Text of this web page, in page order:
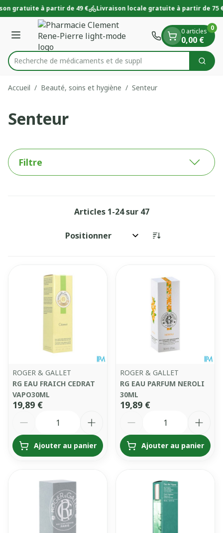
Aller au contenu
1 de 1
gratuite à partir de 49 € Livraison locale gratuite à partir de 75 €
Menu
Rechercher
Recherche de médic
0 articles
0,00 €
0
Accueil / Beauté, soins et hygiène / Senteur
Senteur
Filtre
Articles 1-24sur 47
Trier par:
ROGER & GALLET
RG EAU FRAICH CEDRAT
VAPO30ML
19,89 €
Ajouter au panier
ROGER & GALLET
RG EAU PARFUM NEROLI
30ML
19,89 €
Ajouter au panier